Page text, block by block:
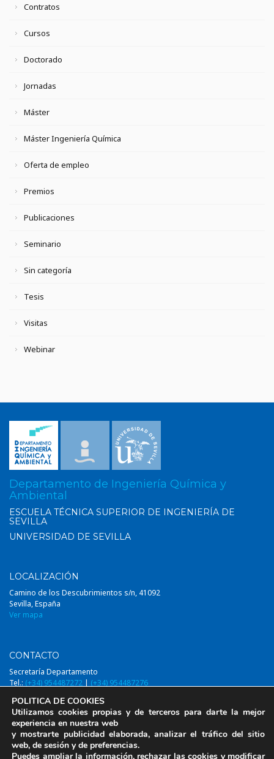
Contratos
Cursos
Doctorado
Jornadas
Máster
Máster Ingeniería Química
Oferta de empleo
Premios
Publicaciones
Seminario
Sin categoría
Tesis
Visitas
Webinar
Departamento de Ingeniería Química y
Ambiental
ESCUELA TÉCNICA SUPERIOR DE INGENIERÍA DE
SEVILLA
UNIVERSIDAD DE SEVILLA
LOCALIZACIÓN
Camino de los Descubrimientos s/n, 41092
Sevilla, España
Ver mapa
CONTACTO
Secretaría Departamento
Tel.: (+34) 954487272 | (+34) 954487276
© 2014-2026, DIQAUS (Departamento Ingeniería Química y Ambiental,
POLITICA DE COOKIES
Utilizamos cookies propias y de terceros para darte la mejor
experiencia en nuestra web
y mostrarte publicidad elaborada, analizar el tráfico del sitio
web, de sesión y de preferencias.
Puedes ampliar la información, rechazar las cookies y modificar